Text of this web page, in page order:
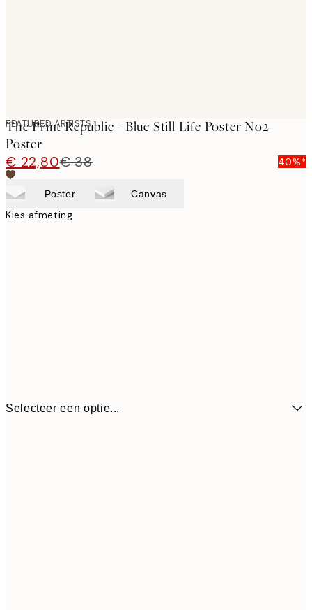
FEATURED ARTISTS
The Print Republic - Blue Still Life Poster No2
Poster
€ 22,80€ 38 40%*
Poster Canvas
Kies afmeting
Selecteer een optie...